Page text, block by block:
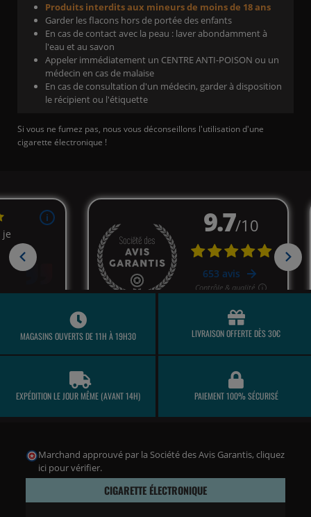
Produits interdits aux mineurs de moins de 18 ans
Garder les flacons hors de portée des enfants
En cas de contact avec la peau : laver abondamment à
l'eau et au savon
Appeler immédiatement un CENTRE ANTI-POISON ou un
médecin en cas de malaise
En cas de consultation d'un médecin, garder à disposition
le récipient ou l'étiquette
Si vous ne fumez pas, nous vous déconseillons l'utilisation d'une
cigarette électronique !
MAGASINS OUVERTS DE 11H À 19H30 LIVRAISON OFFERTE DÈS 30€
EXPÉDITION LE JOUR MÊME (AVANT 14H) PAIEMENT 100% SÉCURISÉ
Marchand approuvé par la Société des Avis Garantis, cliquez
ici pour vérifier.
CIGARETTE ÉLECTRONIQUE